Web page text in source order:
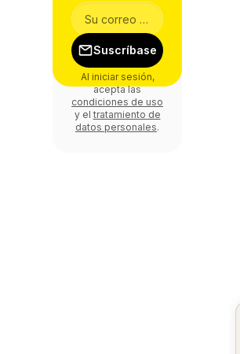
Suscríbase
Al iniciar sesión,
acepta las
condiciones de uso
y el tratamiento de
datos personales.